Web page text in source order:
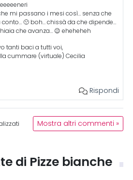
mi passano i mesi così… senza che
🙁 boh… chissà da che dipende…
che avanza… 😉 eheheheh
tanti baci a tutti voi,
cummare (virtuale) Cecilia
Rispondi
Mostra altri commenti »
di Pizze bianche